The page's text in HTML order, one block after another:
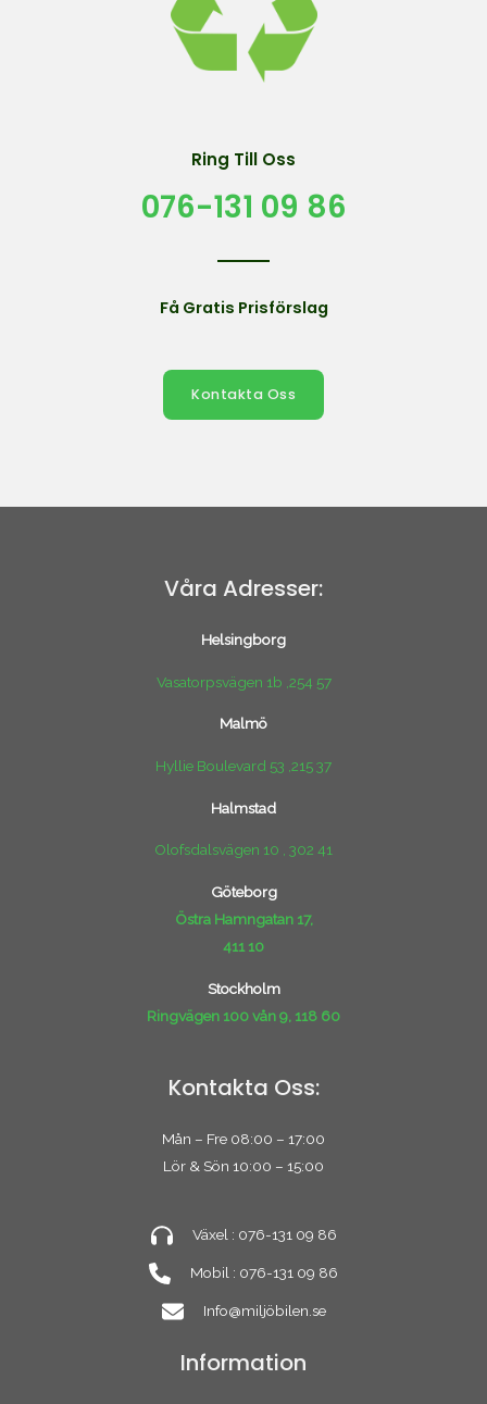
Ring Till Oss
076-131 09 86
Få Gratis Prisförslag
Kontakta Oss
Våra Adresser:
Helsingborg
Vasatorpsvägen 1b ,254 57
Malmö
Hyllie Boulevard 53 ,215 37
Halmstad
Olofsdalsvägen 10 , 302 41
Göteborg
Östra Hamngatan 17,
411 10
Stockholm
Ringvägen 100 vån 9, 118 60
Kontakta Oss:
Mån – Fre 08:00 – 17:00
Lör & Sön 10:00 – 15:00
Växel : 076-131 09 86
Mobil : 076-131 09 86
Info@miljöbilen.se
Information